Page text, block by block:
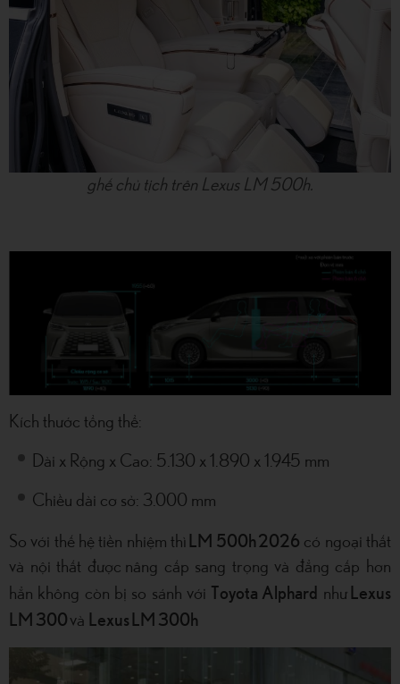
ghế chủ tịch trên Lexus LM 500h.
Kích thước tổng thể:
Dài x Rộng x Cao: 5.130 x 1.890 x 1.945 mm
Chiều dài cơ sở: 3.000 mm
​​​​​​​So với thế hệ tiền nhiệm thì LM 500h2026 có ngoại thất
và nội thất được nâng cấp sang trọng và đẳng cấp hơn
hẳn không còn bị so sánh với Toyota Alphard như Lexus
LM 300 và Lexus LM 300h